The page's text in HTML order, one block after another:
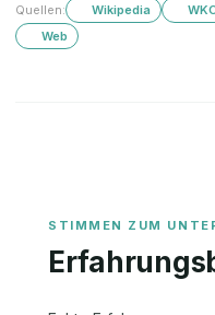
Quellen: Wikipedia
Web